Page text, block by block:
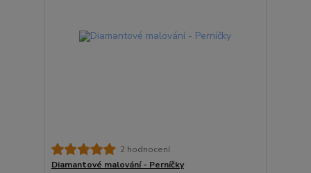
2 hodnocení
Diamantové malování - Perníčky